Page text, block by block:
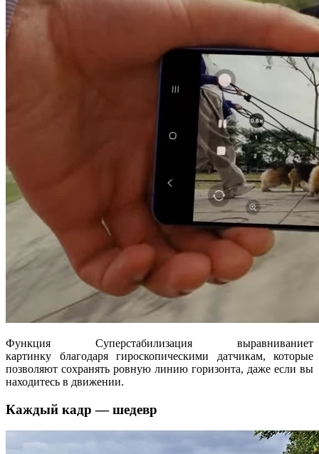
Функция Суперстабилизация выравниваниет
картинку благодаря гироскопическими датчикам, которые
позволяют сохранять ровную линию горизонта, даже если вы
находитесь в движении.
Каждый кадр — шедевр